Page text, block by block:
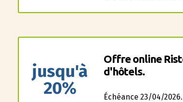
jusqu'à
20%
Offre online
d'hôtels.
Échéance 23/04/2026.